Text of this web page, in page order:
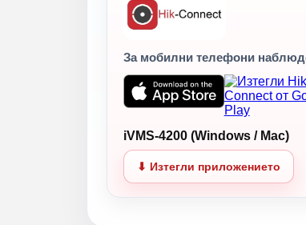
За мобилни телефони
iVMS-4200 (Windows / Mac)
⬇ Изтегли приложението